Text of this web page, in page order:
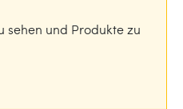
sehen und Produkte zu